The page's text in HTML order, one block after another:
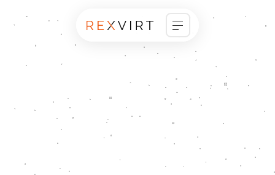
ホーム
ビジョン
会社概要
事業紹介
ニュース
事例紹介